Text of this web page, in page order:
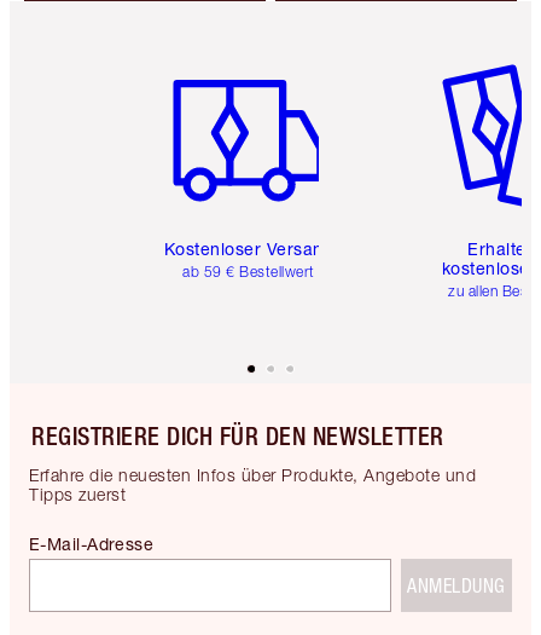
Kostenloser Versand
ab 59 € Bestellwert
Erhalte
kostenlose
zu allen
REGISTRIERE DICH FÜR DEN NEWSLETTER
Erfahre die neuesten Infos über Produkte, Angebote und
Tipps zuerst
E-Mail-Adresse
ANMELDUNG